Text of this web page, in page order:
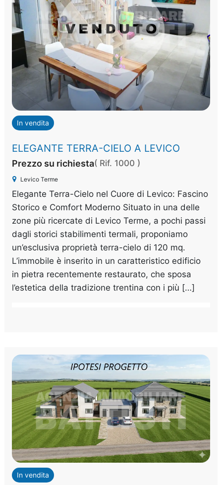
In vendita
ELEGANTE TERRA-CIELO A LEVICO
Prezzo su richiesta( Rif. 1000 )
Levico Terme
Elegante Terra-Cielo nel Cuore di Levico: Fascino
Storico e Comfort Moderno Situato in una delle
zone più ricercate di Levico Terme, a pochi passi
dagli storici stabilimenti termali, proponiamo
un’esclusiva proprietà terra-cielo di 120 mq.
L’immobile è inserito in un caratteristico edificio
in pietra recentemente restaurato, che sposa
l’estetica della tradizione trentina con i più […]
In vendita